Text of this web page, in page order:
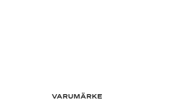
VARUMÄRKE